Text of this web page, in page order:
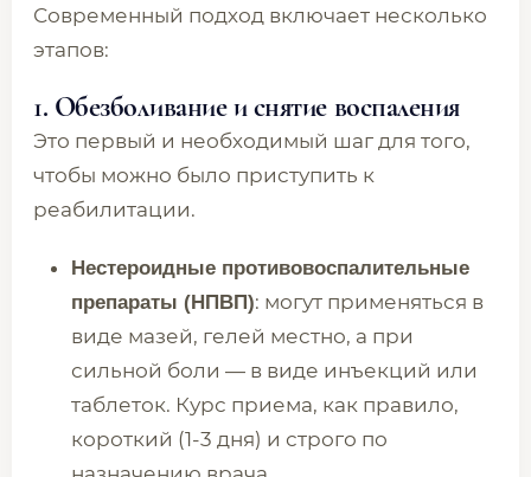
Современный подход включает несколько
этапов:
1. Обезболивание и снятие воспаления
Это первый и необходимый шаг для того,
чтобы можно было приступить к
реабилитации.
Нестероидные противовоспалительные
препараты (НПВП): могут применяться в
виде мазей, гелей местно, а при
сильной боли — в виде инъекций или
таблеток. Курс приема, как правило,
короткий (1-3 дня) и строго по